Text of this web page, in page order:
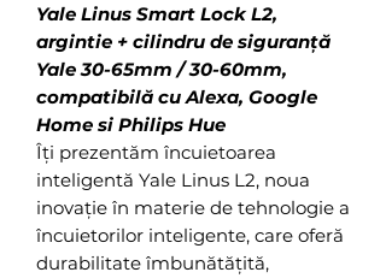
Yale Linus Smart Lock L2,
argintie + cilindru de siguranță
Yale 30-65mm / 30-60mm,
compatibilă cu Alexa, Google
Home si Philips Hue
Îți prezentăm încuietoarea
inteligentă Yale Linus L2, noua
inovație în materie de tehnologie a
încuietorilor inteligente, care oferă
durabilitate îmbunătățită,